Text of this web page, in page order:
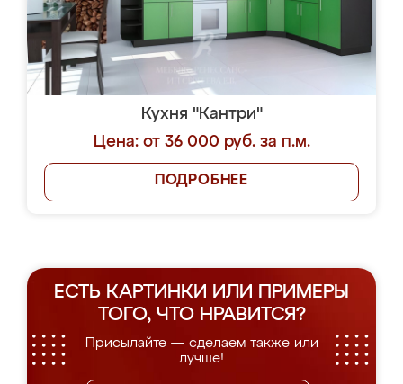
Кухня "Кантри"
Цена: от 36 000 руб. за п.м.
ПОДРОБНЕЕ
ЕСТЬ КАРТИНКИ ИЛИ ПРИМЕРЫ
ТОГО, ЧТО НРАВИТСЯ?
Присылайте — сделаем также или
лучше!